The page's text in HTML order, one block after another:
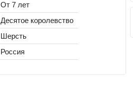
От 7 лет
Десятое королевство
Шерсть
Россия